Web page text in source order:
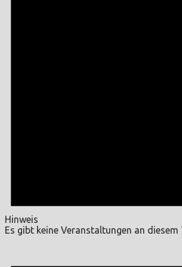
Hinweis
Es gibt keine Veranstaltungen an diesem